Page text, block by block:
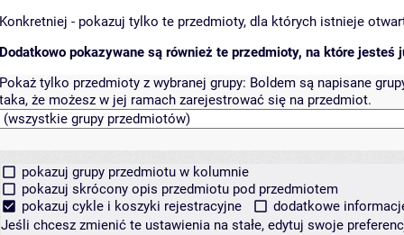
Konkretniej - pokazuj tylko te przedmioty, dla których istnieje
Dodatkowo pokazywane są również te przedmioty, na które jesteś
Pokaż tylko przedmioty z wybranej grupy: Boldem są napisane
taka, że możesz w jej ramach zarejestrować się na przedmiot.
pokazuj grupy przedmiotu w kolumnie
pokazuj skrócony opis przedmiotu pod przedmiotem
pokazuj cykle i koszyki rejestracyjne
dodatkowe
Jeśli chcesz zmienić te ustawienia na stałe, edytuj swoje